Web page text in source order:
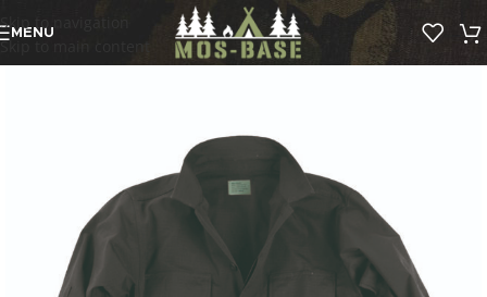
Skip to navigation
Skip to main content
MENU